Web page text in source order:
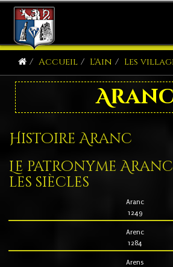
Accueil L'Ain Les
Aranc
Histoire Aranc
Le patronyme
les siècles
Aranc
1249
Arenc
1284
Arens